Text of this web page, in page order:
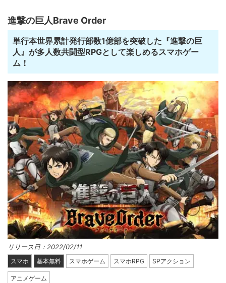
進撃の巨人Brave Order
単行本世界累計発行部数1億部を突破した『進撃の巨
人』が多人数共闘型RPGとして楽しめるスマホゲー
ム！
リリース日：2022/02/11
スマホ 基本無料 スマホゲーム スマホRPG SPアクション
アニメゲーム